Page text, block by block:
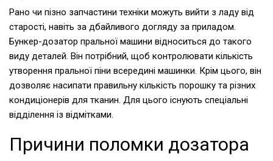
Рано чи пізно запчастини техніки можуть вийти з ладу від
старості, навіть за дбайливого догляду за приладом.
Бункер-дозатор пральної машини відноситься до такого
виду деталей. Він потрібний, щоб контролювати кількість
утворення пральної піни всередині машинки. Крім цього, він
дозволяє насипати правильну кількість порошку та різних
кондиціонерів для тканин. Для цього існують спеціальні
відділення із відмітками.
Причини поломки дозатора